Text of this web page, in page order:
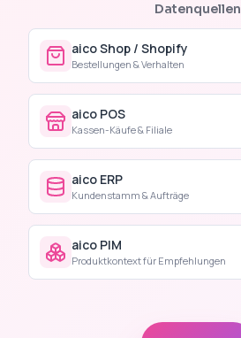
Datenquellen
aico Shop / Shopify
Bestellungen & Verhalten
aico POS
Kassen-Käufe & Filiale
aico ERP
Kundenstamm & Aufträge
aico PIM
Produktkontext für Empfehlungen